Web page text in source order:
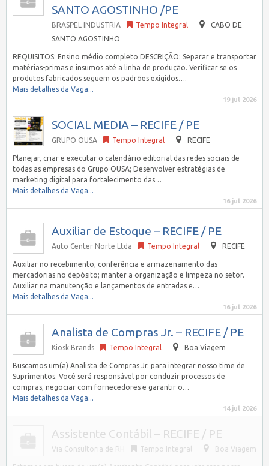
SANTO AGOSTINHO /PE
BRASPEL INDUSTRIA Tempo Integral
CABO DE
SANTO AGOSTINHO
REQUISITOS: Ensino médio completo DESCRIÇÃO: Separar e transportar
matérias-primas e insumos até a linha de produção. Verificar se os
produtos fabricados seguem os padrões exigidos….
Mais detalhes da Vaga...
19 jul 2026
SOCIAL MEDIA – RECIFE / PE
GRUPO OUSA Tempo Integral RECIFE
Planejar, criar e executar o calendário editorial das redes sociais de
todas as empresas do Grupo OUSA; Desenvolver estratégias de
marketing digital para fortalecimento das…
Mais detalhes da Vaga...
16 jul 2026
Auxiliar de Estoque – RECIFE / PE
Auto Center Norte Ltda Tempo Integral RECIFE
Auxiliar no recebimento, conferência e armazenamento das
mercadorias no depósito; manter a organização e limpeza no setor.
Auxiliar na manutenção e lançamentos de entradas e…
Mais detalhes da Vaga...
16 jul 2026
Analista de Compras Jr. – RECIFE / PE
Kiosk Brands Tempo Integral Boa Viagem
Buscamos um(a) Analista de Compras Jr. para integrar nosso time de
Suprimentos. Você será responsável por conduzir processos de
compras, negociar com fornecedores e garantir o…
Mais detalhes da Vaga...
14 jul 2026
Assistente Contábil – RECIFE / PE
Via Consultoria de RH Tempo Integral Boa Viagem